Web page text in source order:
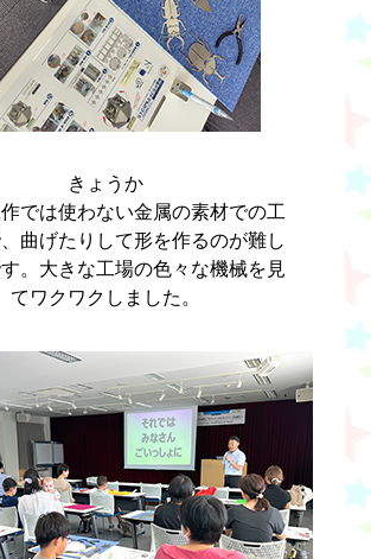
きょうか
では使わない金属の素材での工
曲げたりして形を作るのが難し
。大きな工場の色々な機械を見
てワクワクしました。